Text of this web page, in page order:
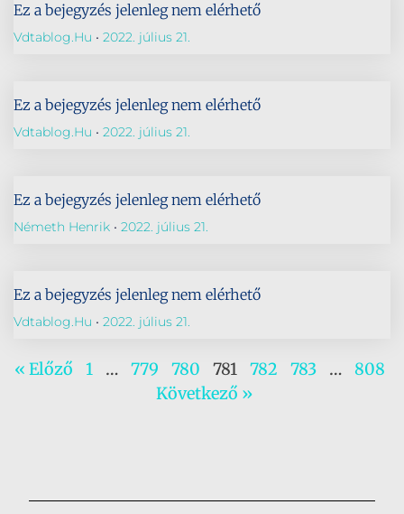
Ez a bejegyzés jelenleg nem elérhető
Vdtablog.hu 2022. július 21.
Ez a bejegyzés jelenleg nem elérhető
Vdtablog.hu 2022. július 21.
Ez a bejegyzés jelenleg nem elérhető
Németh Henrik 2022. július 21.
Ez a bejegyzés jelenleg nem elérhető
Vdtablog.hu 2022. július 21.
« Előző 1 … 779 780 781 782 783 …
808
Következő »